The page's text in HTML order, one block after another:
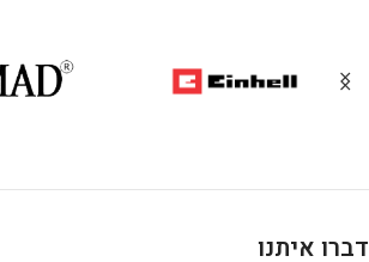
דברו איתנו